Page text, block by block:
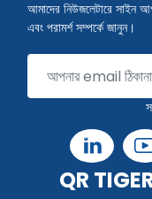
আমাদের নিউজলেটারে সাইন
এবং পরামর্শ সম্পর্কে জানুন।
QR